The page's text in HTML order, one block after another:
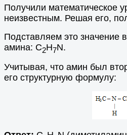
Получили математическое
неизвестным. Решая его,
Подставляем это
амина: С2Н7N.
Учитывая, что амин был
его структурную формулу: